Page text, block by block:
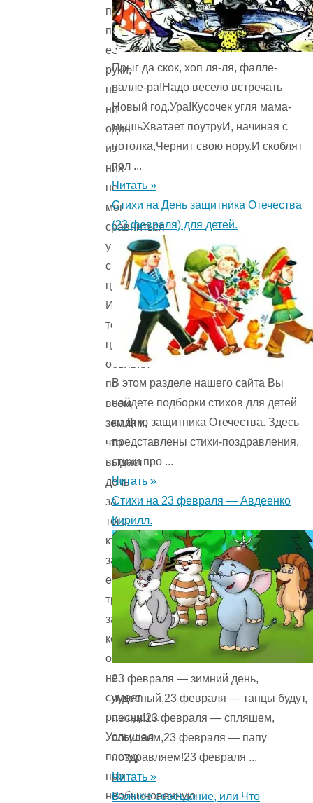
приходило
просить
её
руки,
но
ни
один
из
них
не
мог
сравниться
умом
с
царевной.
И
тогда
царь
объявил
по
всем
землям,
что
выдаст
дочь
за
того,
кто
загадает
ей
три
загадки,
которые
она
не
сумеет
разгадать.
Услышал
пастух
про
необыкновенную
Прыг да скок, хоп ля-ля, фалле-
ралле-ра!Надо весело встречать
Новый год.Ура!Кусочек угля мама-
мышьХватает поутруИ, начиная с
потолка,Чернит свою нору.И скоблят
пол ...
Читать »
Стихи на День защитника Отечества
(23 февраля) для детей.
В этом разделе нашего сайта Вы
найдете подборки стихов для детей
ко Дню защитника Отечества. Здесь
представлены стихи-поздравления,
стихи про ...
Читать »
Стихи на 23 февраля — Авдеенко
Кирилл.
23 февраля — зимний день,
чудесный,23 февраля — танцы будут,
песни!23 февраля — спляшем,
погуляем,23 февраля — папу
поздравляем!23 февраля ...
Читать »
Важное совещание, или Что